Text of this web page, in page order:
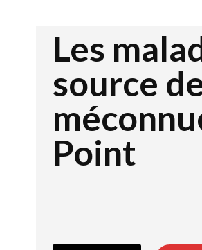
Les
source
Point